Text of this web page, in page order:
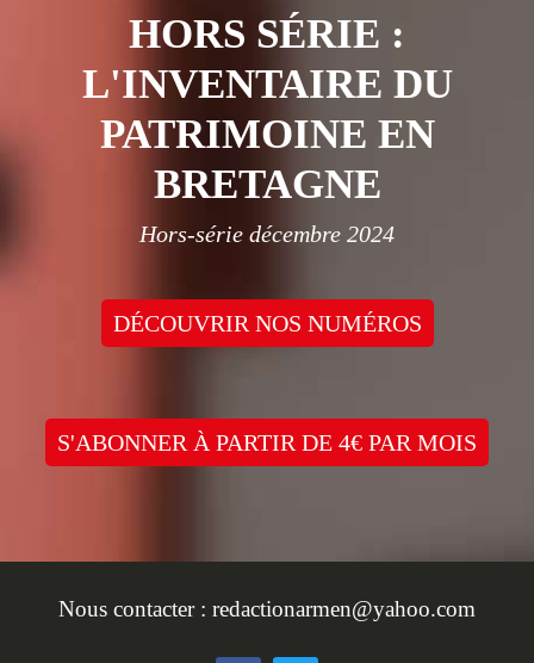
HORS SÉRIE :
L'INVENTAIRE DU
PATRIMOINE EN
BRETAGNE
Hors-série décembre 2024
DÉCOUVRIR NOS NUMÉROS
S'ABONNER À PARTIR DE 4€ PAR MOIS
Nous contacter : redactionarmen@yahoo.com